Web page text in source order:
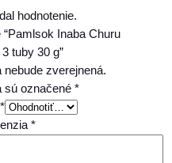
hodnotenie.
Inaba Churu
tuby 30 g”
zverejnená.
sú označené *
*
*